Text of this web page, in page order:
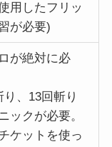
用したフリッ
が必要)
が絶対に必
り、13回斬り
ックが必要。
ケットを使っ